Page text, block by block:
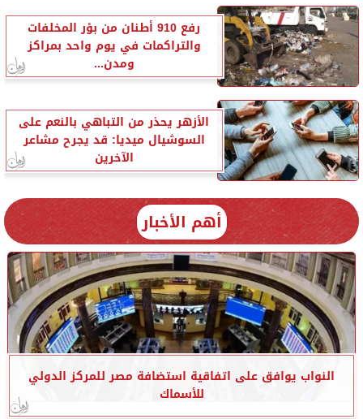
رفع 910 أطنان من بؤر المخلفات
والتراكمات في يوم واحد بمراكز
ومدن...
الأزهر يحذر من التباهي بالنعم على
السوشيال ميديا: قد يجرح مشاعر
الآخرين
أهم الأخبار
النواب يوافق على اتفاقية استضافة مصر للمركز الدولي
للأسماك